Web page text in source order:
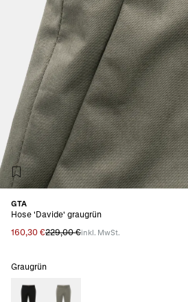
GTA
Hose 'Davide' graugrün
160,30 €229,00 €inkl. MwSt.
Graugrün